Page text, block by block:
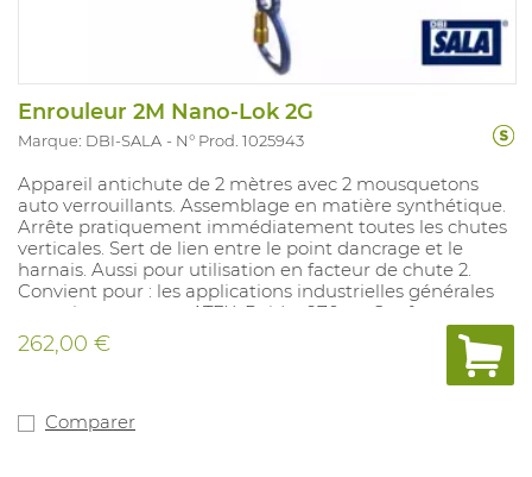
Enrouleur 2M Nano-Lok 2G
Marque: DBI-SALA N° Prod. 1025943
Appareil antichute de 2 mètres avec 2 mousquetons
auto verrouillants. Assemblage en matière synthétique.
Arrête pratiquement immédiatement toutes les chutes
verticales. Sert de lien entre le point dancrage et le
harnais. Aussi pour utilisation en facteur de chute 2.
Convient pour : les applications industrielles générales
et environnements ATEX. Poids : 970 gr. Conforme aux
normes : EN360.
262,00 €
Comparer